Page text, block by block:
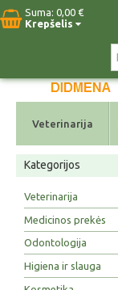
Suma: 0,00 €
Krepšelis
Veterinarija
Kategorijos
Veterinarija
Medicinos prekės
Odontologija
Higiena ir slauga